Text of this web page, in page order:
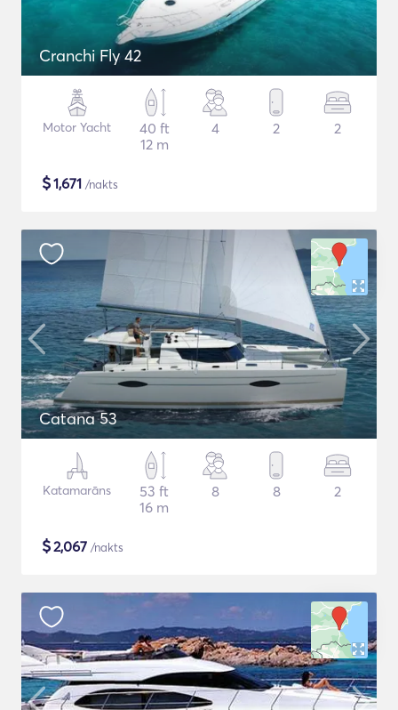
Cranchi Fly 42
Motor Yacht
40 ft
12 m
4 2 2
$1,671 /nakts
Catana 53
Katamarāns
53 ft
16 m
8 8 2
$2,067 /nakts